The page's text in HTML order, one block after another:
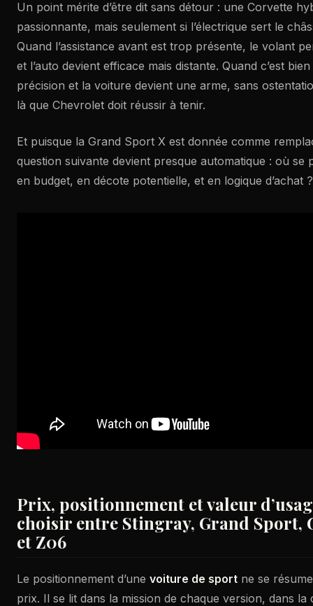
Un point mérite d’être dit sans détour : une Corvette
passionnante, mais seulement si l’électrique sert le
Quand l’assistance avant est trop présente, le volant
et l’auto devient efficace mais distante. Quand c’est
précision et la voiture devient une arme, sans
là que Chevrolet doit réussir à tenir.
Et puisque la Grand Sport X est donnée comme
question suivante devient presque automatique : où se
en budget, en décote potentielle, et en logique d’achat ?
Prix, positionnement et valeur
choisir entre Stingray, Grand Sport,
et Z06
Le positionnement d’une voiture de sport ne se
prix. Il se lit dans la mission de chaque version, dans la